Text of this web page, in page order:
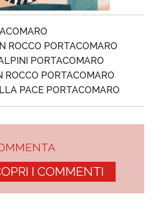
ROCCO PORTACOMARO
PORTACOMARO
ROCCO PORTACOMARO
PACE PORTACOMARO
I COMMENTI